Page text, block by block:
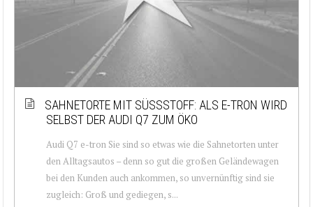
SAHNETORTE MIT SÜSSSTOFF: ALS E-TRON WIRD S
ELBST DER AUDI Q7 ZUM ÖKO
Audi Q7 e-tron Sie sind so etwas wie die Sahnetorten unter
den Alltagsautos – denn so gut die großen Geländewagen
bei den Kunden auch ankommen, so unvernünftig sind sie
zugleich: Groß und gediegen, s...